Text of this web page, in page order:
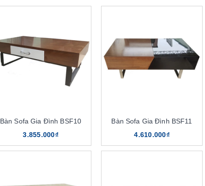
Bàn Sofa Gia Đình BSF10
3.855.000₫
Bàn Sofa Gia Đình BSF11
4.610.000₫